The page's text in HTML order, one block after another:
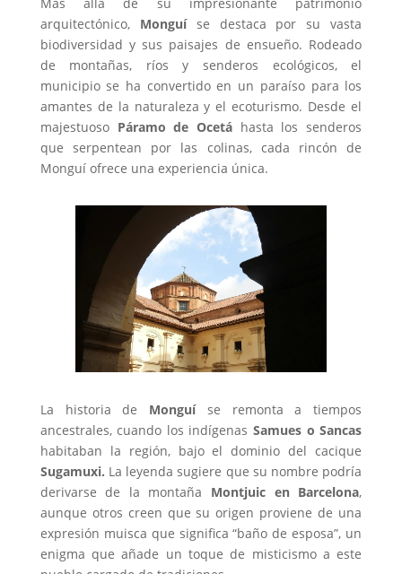
arquitectónico, Monguíse destaca por su vasta
biodiversidad y sus paisajes de ensueño. Rodeado
de montañas, ríos y senderos ecológicos, el
municipio se ha convertido en un paraíso para los
amantes de la naturaleza y el ecoturismo. Desde el
majestuoso Páramo de Ocetá hasta los senderos
que serpentean por las colinas, cada rincón de
Monguí ofrece una experiencia única.
La historia de Monguíse remonta a tiempos
ancestrales, cuando los indígenas Samues o Sancas
habitaban la región, bajo el dominio del cacique
Sugamuxi. La leyenda sugiere que su nombre podría
derivarse de la montaña Montjuic en Barcelona,
aunque otros creen que su origen proviene de una
expresión muisca que significa “baño de esposa”, un
enigma que añade un toque de misticismo a este